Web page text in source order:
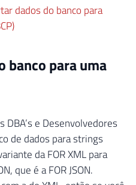
dados do banco para
banco para uma
DBA’s e Desenvolvedores
de dados para strings
da FOR XML para
que é a FOR JSON.